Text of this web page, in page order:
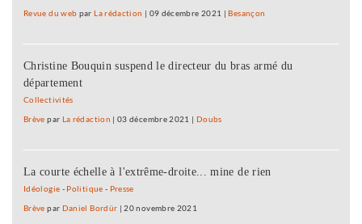
Revue du web par La rédaction 09 décembre 2021 Besançon
Christine Bouquin suspend le directeur du bras armé du
département
Collectivités
Brève par La rédaction |03 décembre 2021 Doubs
La courte échelle à l'extrême-droite... mine de rien
Idéologie - Politique - Presse
Brève par Daniel Bordür |20 novembre 2021